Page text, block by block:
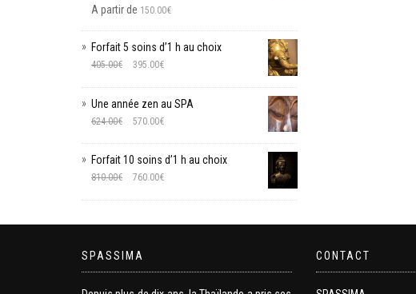
A partir de 150.00€
Forfait 5 soins d’1 h au choix
405.00€ 395.00€
Une année zen au SPA
624.00€ 570.00€
Forfait 10 soins d’1 h au choix
810.00€ 760.00€
SPASSIMA CONTACT